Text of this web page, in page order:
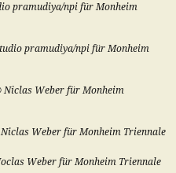
pramudiya/npi für Monheim
pramudiya/npi für Monheim
Niclas Weber für Monheim
Weber für Monheim Triennale
Weber für Monheim Triennale